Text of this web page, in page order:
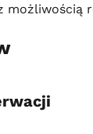
możliwością